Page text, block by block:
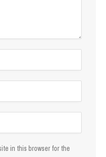
in this browser for the